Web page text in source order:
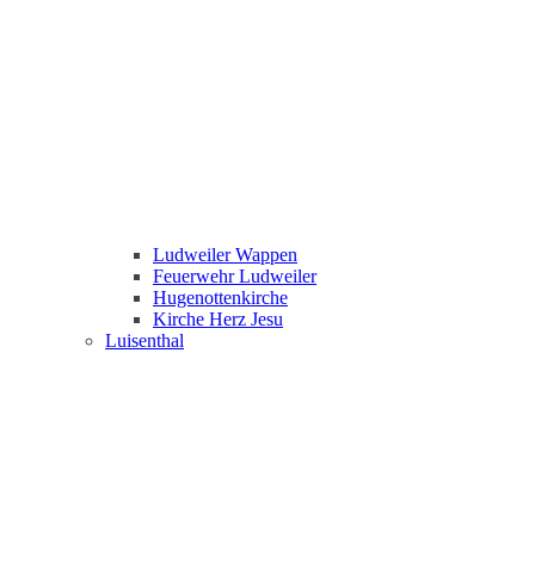
Ludweiler Wappen
Feuerwehr Ludweiler
Hugenottenkirche
Kirche Herz Jesu
Luisenthal